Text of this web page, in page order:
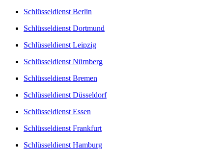
Schlüsseldienst Berlin
Schlüsseldienst Dortmund
Schlüsseldienst Leipzig
Schlüsseldienst Nürnberg
Schlüsseldienst Bremen
Schlüsseldienst Düsseldorf
Schlüsseldienst Essen
Schlüsseldienst Frankfurt
Schlüsseldienst Hamburg